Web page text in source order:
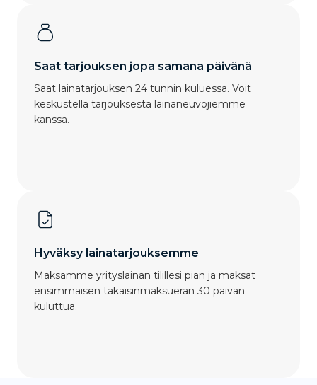
Saat tarjouksen jopa samana päivänä
Saat lainatarjouksen 24 tunnin kuluessa. Voit
keskustella tarjouksesta lainaneuvojiemme
kanssa.
Hyväksy lainatarjouksemme
Maksamme yrityslainan tilillesi pian ja maksat
ensimmäisen takaisinmaksuerän 30 päivän
kuluttua.